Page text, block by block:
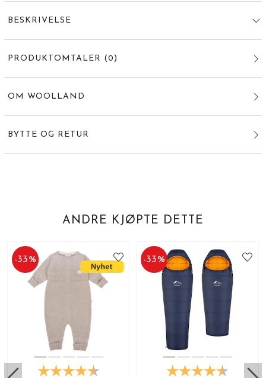
BESKRIVELSE
PRODUKTOMTALER (0 )
OM WOOLLAND
BYTTE OG RETUR
ANDRE KJØPTE DETTE
-33% -33%